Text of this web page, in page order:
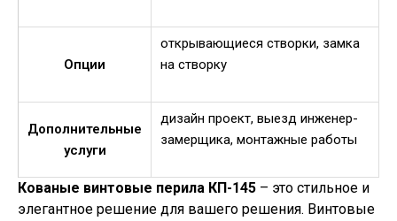
Опции
открывающиеся створки, замка
на створку
Дополнительные
услуги
дизайн проект, выезд инженер-
замерщика, монтажные работы
Кованые винтовые перила КП-145 – это стильное и
элегантное решение для вашего решения. Винтовые